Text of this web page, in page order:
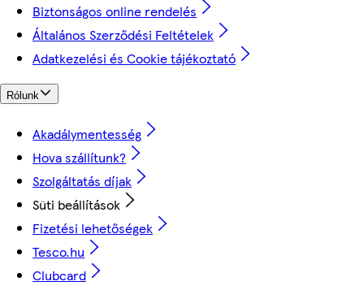
Biztonságos online rendelés
Általános Szerződési Feltételek
Adatkezelési és Cookie tájékoztató
Rólunk
Akadálymentesség
Hova szállítunk?
Szolgáltatás díjak
Süti beállítások
Fizetési lehetőségek
Tesco.hu
Clubcard